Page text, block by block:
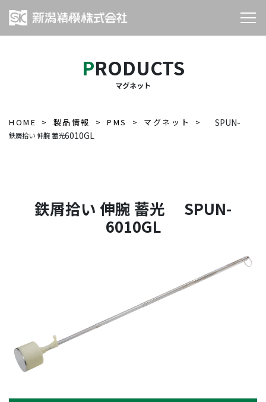
PRODUCTS
マグネット
HOME 製品情報 PMS マグネット
鉄屑拾い 伸腕 蓄光
SPUN-
6010GL
鉄屑拾い 伸腕 蓄光 SPUN-
6010GL